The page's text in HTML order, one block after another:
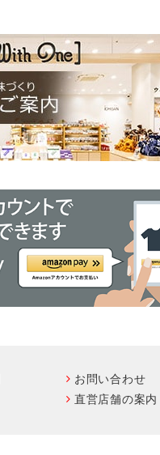
お問い合わせ
直営店舗の案内